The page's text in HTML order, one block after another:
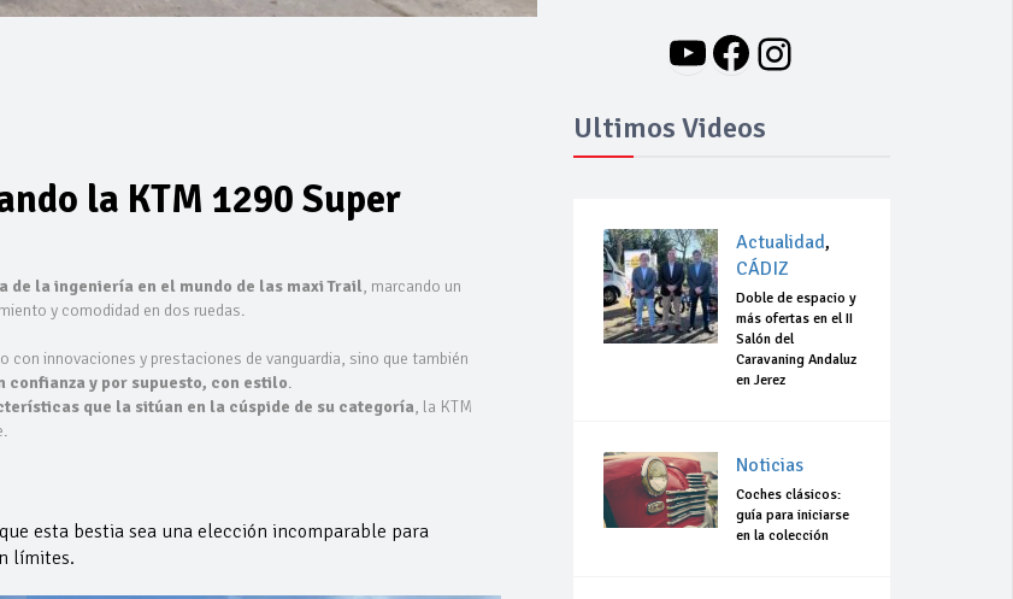
la KTM 1290 Super
de la ingeniería en el mundo de las maxi Trail, marcando un
y comodidad en dos ruedas.
innovaciones y prestaciones de vanguardia, sino que también
y por supuesto, con estilo.
que la sitúan en la cúspide de su categoría, la KTM
esta bestia sea una elección incomparable para
límites.
YouTube
Facebook
Instagram
Ultimos Videos
Actualidad,
CÁDIZ
Doble de espacio y
más ofertas en el II
Salón del
Caravaning Andaluz
en Jerez
Noticias
Coches clásicos:
guía para iniciarse
en la colección